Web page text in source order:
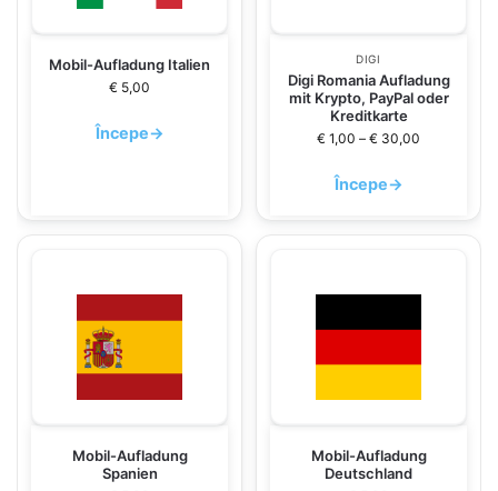
Mobil-Aufladung Italien
€ 5,00
Începe→
DIGI
Digi Romania Aufladung
mit Krypto, PayPal oder
Kreditkarte
€ 1,00 – € 30,00
Începe→
Mobil-Aufladung
Spanien
Mobil-Aufladung
Deutschland